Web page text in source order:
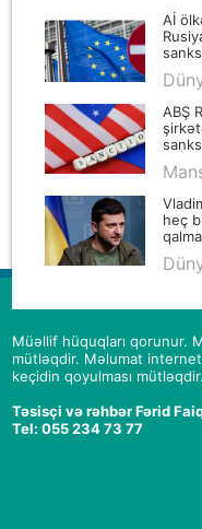
Aİ
ABŞ
heç
Müəllif hüquqları qorunur.
mütləqdir. Məlumat
keçidin qoyulması mütləqdir.
Təsisçi və rəhbər Fərid
Tel: 055 234 73 77